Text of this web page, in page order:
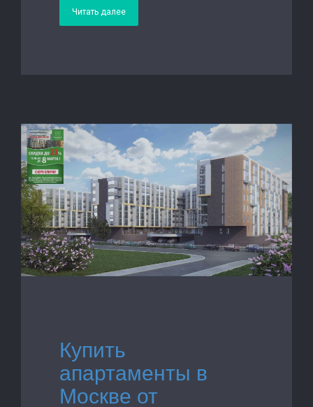
Читать далее
Купить
апартаменты в
Москве от